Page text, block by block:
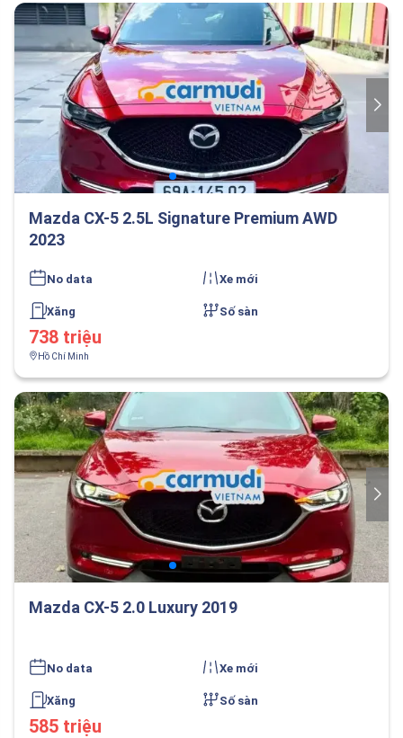
Mazda CX-5 2.5L Signature Premium AWD
2023
No data Xe mới
Xăng Số sàn
738 triệu
Hồ Chí Minh
Mazda CX-5 2.0 Luxury 2019
No data Xe mới
Xăng Số sàn
585 triệu